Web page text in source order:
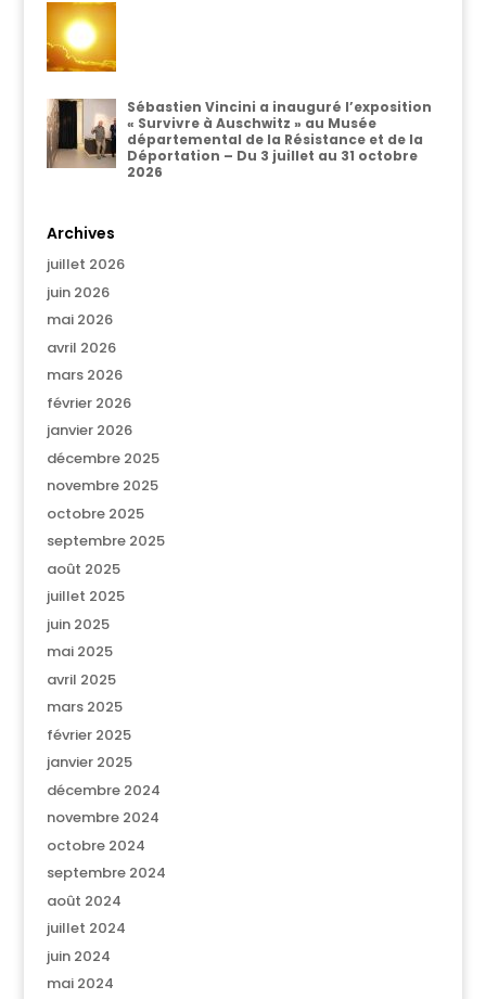
Sébastien Vincini a inauguré l’exposition
« Survivre à Auschwitz » au Musée
départemental de la Résistance et de la
Déportation – Du 3 juillet au 31 octobre
2026
Archives
juillet 2026
juin 2026
mai 2026
avril 2026
mars 2026
février 2026
janvier 2026
décembre 2025
novembre 2025
octobre 2025
septembre 2025
août 2025
juillet 2025
juin 2025
mai 2025
avril 2025
mars 2025
février 2025
janvier 2025
décembre 2024
novembre 2024
octobre 2024
septembre 2024
août 2024
juillet 2024
juin 2024
mai 2024